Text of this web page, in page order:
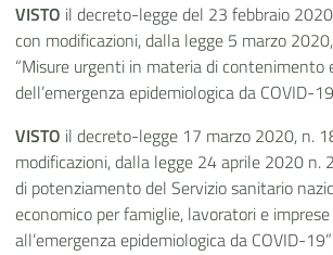
VISTO il decreto-legge del 23 febbraio
con modificazioni, dalla legge 5 marzo
“Misure urgenti in materia di contenimento
dell’emergenza epidemiologica da COVID-
VISTO il decreto-legge 17 marzo 2020, n.
modificazioni, dalla legge 24 aprile 2020 n.
di potenziamento del Servizio sanitario
economico per famiglie, lavoratori e
all’emergenza epidemiologica da COVID-